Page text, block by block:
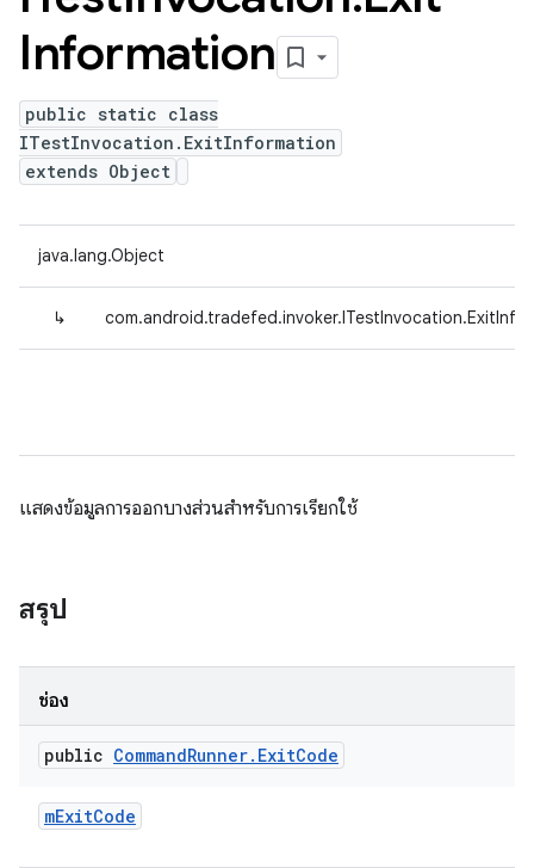
Information
public static class
ITestInvocation.ExitInformation
extends Object
java.lang.Object
↳
แสดงข้อมูลการออกบางส่วนสําหรับการเรียกใช้
สรุป
ช่อง
public CommandRunner. ExitCode
mExitCode